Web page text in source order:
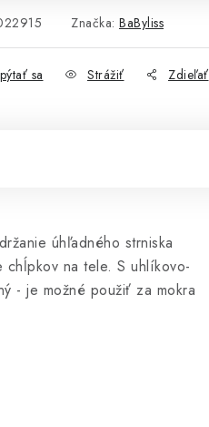
Značka: BaByliss
sa Strážiť Zdieľať
úhľadného strniska
na tele. S uhlíkovo-
- je možné použiť za mokra